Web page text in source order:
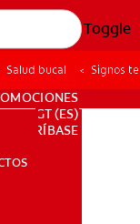
Toggle
GT (ES)
SUSCRÍBASE
Salud bucal Signos